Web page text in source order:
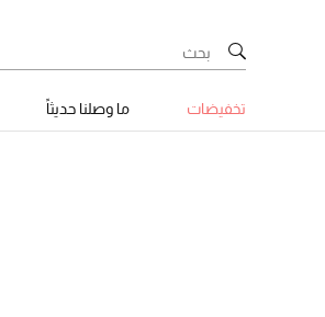
تخفيضات ما وصلنا حديثاً